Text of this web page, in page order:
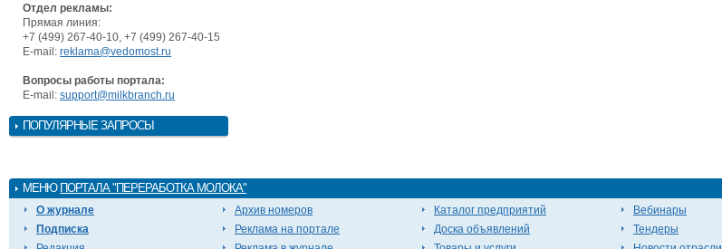
Отдел рекламы:
Прямая линия:
+7 (499) 267-40-10, +7 (499) 267-40-15
E-mail: reklama@vedomost.ru
Вопросы работы портала:
E-mail: support@milkbranch.ru
ПОПУЛЯРНЫЕ ЗАПРОСЫ
МЕНЮ ПОРТАЛА "ПЕРЕРАБОТКА МОЛОКА"
О журнале
Подписка
Архив номеров
Реклама на портале
Каталог предприятий
Доска объявлений
Вебинары
Тендеры